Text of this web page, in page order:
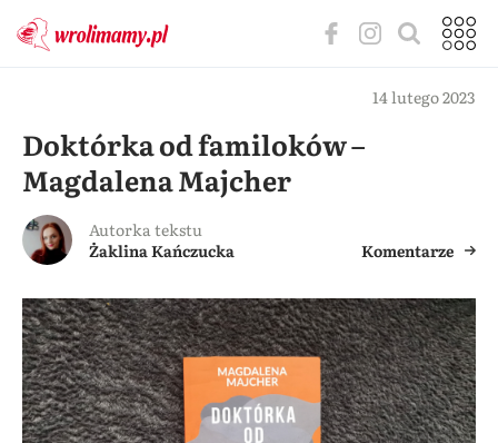
14 lutego 2023
Doktórka od familoków –
Magdalena Majcher
Autorka tekstu
Żaklina Kańczucka
Komentarze